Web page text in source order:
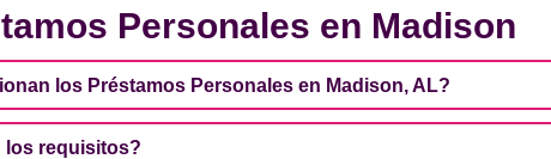
Personales en Madison
los Préstamos Personales en Madison, AL?
los requisitos?